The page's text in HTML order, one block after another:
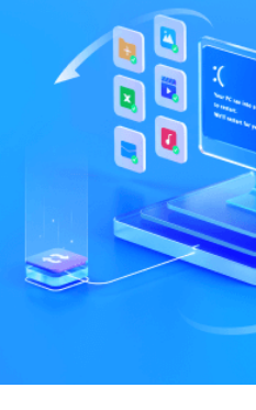
리커버릿 무료 버전
분실/삭제된 데이터 무료
기타 프로그램
Repairit - 데이터 복구
삭제된 파일 복구
데이터 손실 시나리오
모든 기능 확인하기